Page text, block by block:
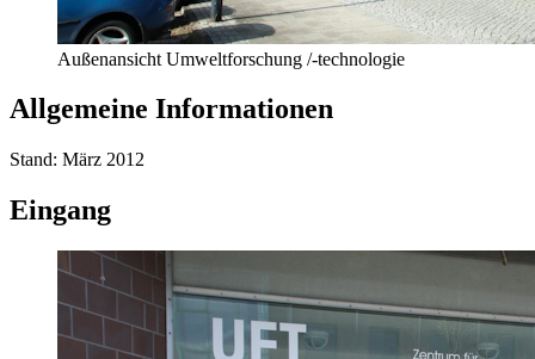
Außenansicht Umweltforschung /-technologie
Allgemeine Informationen
Stand: März 2012
Eingang